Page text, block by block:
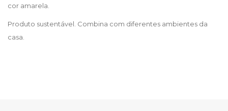
cor amarela.
Produto sustentável. Combina com diferentes ambientes da
casa.